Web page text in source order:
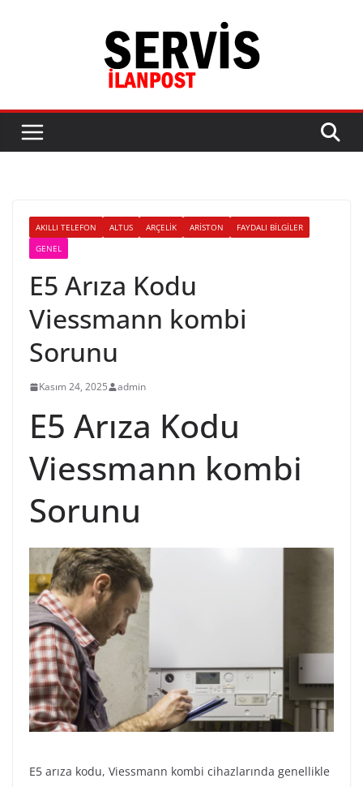
AKILLI TELEFON ALTUS ARÇELIK ARISTON
FAYDALI BILGILER
GENEL
E5 Arıza Kodu
Viessmann kombi
Sorunu
Kasım 24, 2025 admin
E5 Arıza Kodu
Viessmann kombi
Sorunu
E5 arıza kodu, Viessmann kombi cihazlarında genellikle